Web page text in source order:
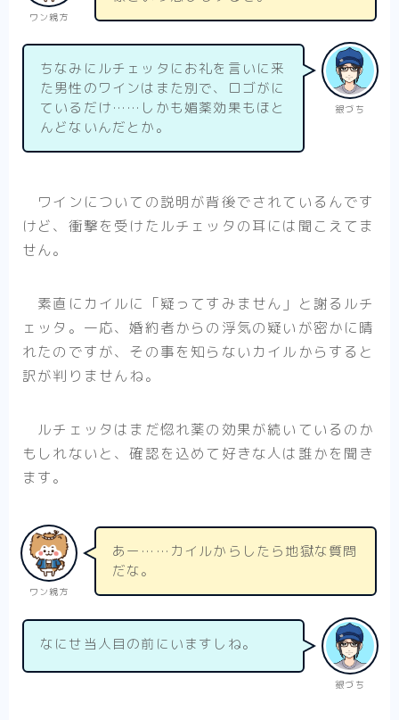
ワン親方
銀づち
ちなみにルチェッタにお礼を言いに来
た男性のワインはまた別で、ロゴがに
ているだけ……しかも媚薬効果もほと
んどないんだとか。
ワインについての説明が背後でされているんです
けど、衝撃を受けたルチェッタの耳には聞こえてま
せん。
素直にカイルに「疑ってすみません」と謝るルチ
ェッタ。一応、婚約者からの浮気の疑いが密かに晴
れたのですが、その事を知らないカイルからすると
訳が判りませんね。
ルチェッタはまだ惚れ薬の効果が続いているのか
もしれないと、確認を込めて好きな人は誰かを聞き
ます。
ワン親方
あー……カイルからしたら地獄な質問
だな。
銀づち
なにせ当人目の前にいますしね。